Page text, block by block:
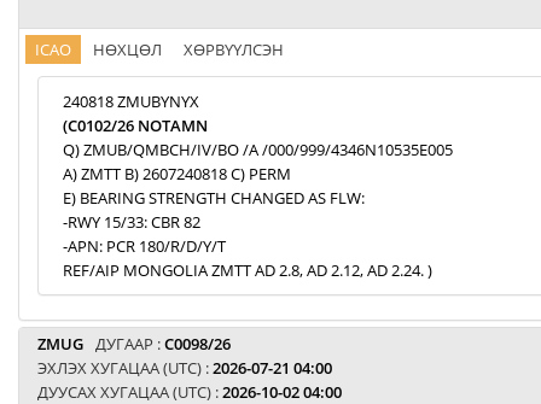
ICAO НӨХЦӨЛ ХӨРВҮҮЛСЭН
240818 ZMUBYNYX
(C0102/26 NOTAMN
Q) ZMUB/QMBCH/IV/BO /A /000/999/4346N10535E005
A) ZMTT B) 2607240818 C) PERM
E) BEARING STRENGTH CHANGED AS FLW:
-RWY 15/33: CBR 82
-APN: PCR 180/R/D/Y/T
REF/AIP MONGOLIA ZMTT AD 2.8, AD 2.12, AD 2.24. )
ZMUG ДУГААР :C0098/26
ЭХЛЭХ ХУГАЦАА (UTC) :2026-07-21 04:00
ДУУСАХ ХУГАЦАА (UTC) :2026-10-02 04:00